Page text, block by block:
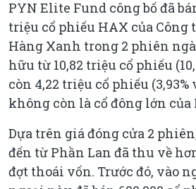
PYN Elite Fund công bố đã
triệu cổ phiếu HAX của Công
Hàng Xanh trong 2 phiên
hữu từ 10,82 triệu cổ phiếu
còn 4,22 triệu cổ phiếu (3,93%
không còn là cổ đông lớn của
Dựa trên giá đóng cửa 2
đến từ Phần Lan đã thu về
đợt thoái vốn. Trước đó, vào